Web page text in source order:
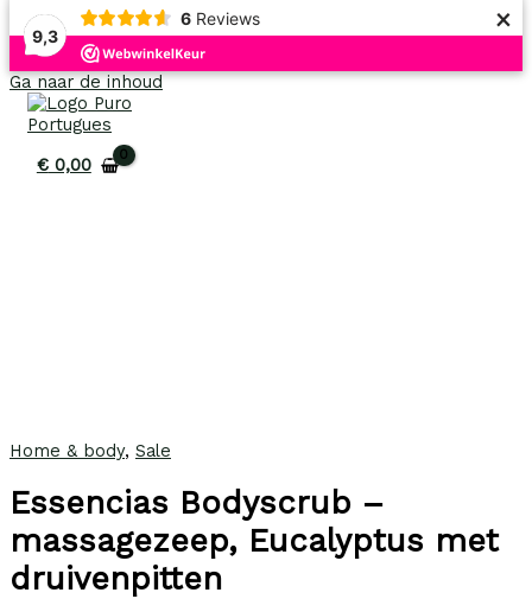
9,3
6 Reviews ×
Ga naar de inhoud
€0,00
Uitverkoop!
Home & body, Sale
Essencias Bodyscrub –
massagezeep, Eucalyptus met
druivenpitten
Uitverkoop!
Uitverkoop!
Uitverkoop!
Uitverkoop!